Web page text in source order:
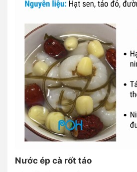
Nước ép cà rốt táo